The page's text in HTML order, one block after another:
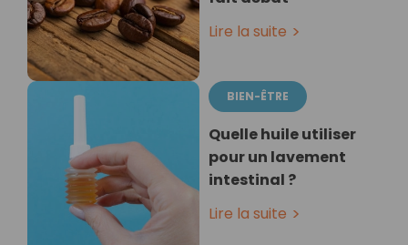
Lire la suite
BIEN-ÊTRE
Quelle huile utiliser
pour un lavement
intestinal ?
Lire la suite